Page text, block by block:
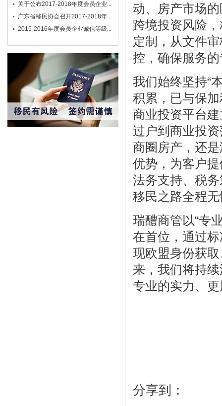
关于公布2017-2018年度会员企业...
广东省移民协会召开2017-2018年...
2015-2016年度会员企业诚信等级...
动、房产市场
跨境投资风险
定制，从文件
控，确保服务
我们始终坚持“
积累，已与保
商业投资平台
过户到商业投
商圈房产，还
优势，为客户
法务支持、税
移民之路全程
瑞醴商管以“专
在首位，通过
现欧盟身份获
来，我们将持
专业的实力、
分享到：